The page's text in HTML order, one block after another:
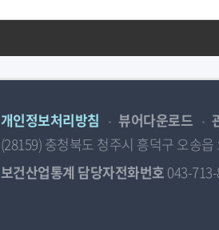
개인정보처리방침 뷰어다운로드
(28159) 충청북도 청주시 흥덕구 오송
보건산업통계 담당자전화번호 043-